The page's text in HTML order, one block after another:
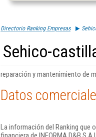
Directorio Ranking Empresas
Sehico-
reparación y mantenimiento de
Datos
La información del Ranking que